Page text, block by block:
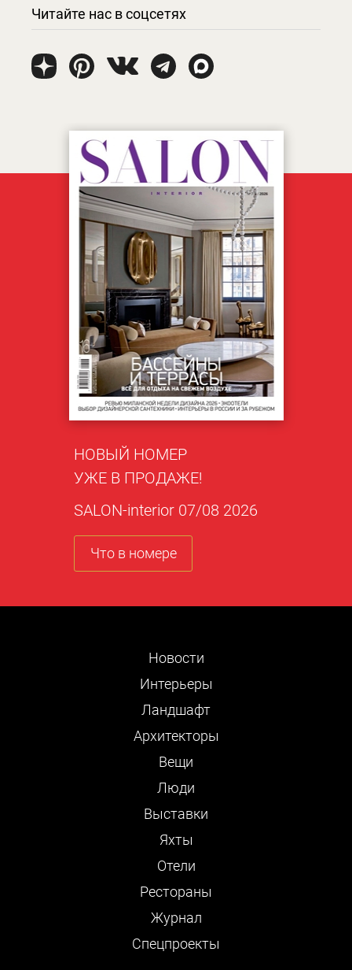
Читайте нас в соцсетях
НОВЫЙ НОМЕР
УЖЕ В ПРОДАЖЕ!
SALON-interior 07/08 2026
Что в номере
Новости
Интерьеры
Ландшафт
Архитекторы
Вещи
Люди
Выставки
Яхты
Отели
Рестораны
Журнал
Cпецпроекты